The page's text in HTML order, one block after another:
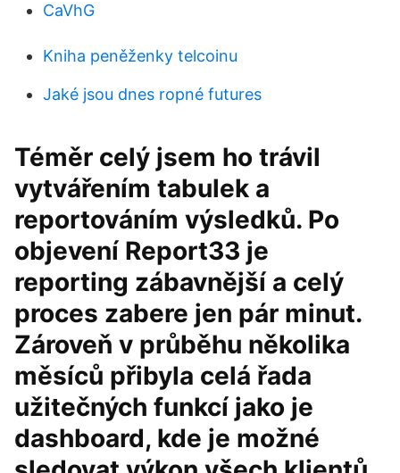
CaVhG
Kniha peněženky telcoinu
Jaké jsou dnes ropné futures
Téměr celý jsem ho trávil
vytvářením tabulek a
reportováním výsledků. Po
objevení Report33 je
reporting zábavnější a celý
proces zabere jen pár minut.
Zároveň v průběhu několika
měsíců přibyla celá řada
užitečných funkcí jako je
dashboard, kde je možné